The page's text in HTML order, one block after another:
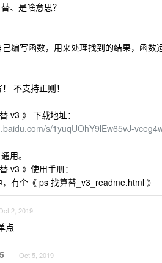
、是啥意思？
编写函数，用来处理找到的结果，函数
不支持正则！
v3 》 下载地址：
s/1yuqUOhY9lEw65vJ-
用。
v3 》使用手册：
有个《 ps 找算替_v3_readme.html 》
2, 2019
点
Oct 5, 2019